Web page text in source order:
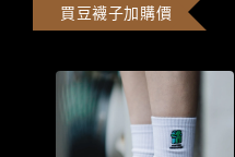
買豆襪子加購價